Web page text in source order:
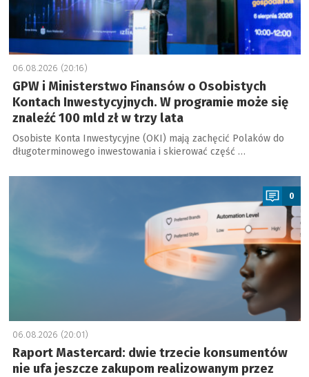
06.08.2026 (20:16)
GPW i Ministerstwo Finansów o Osobistych
Kontach Inwestycyjnych. W programie może się
znaleźć 100 mld zł w trzy lata
Osobiste Konta Inwestycyjne (OKI) mają zachęcić Polaków do
długoterminowego inwestowania i skierować część …
a
0
06.08.2026 (20:01)
Raport Mastercard: dwie trzecie konsumentów
nie ufa jeszcze zakupom realizowanym przez